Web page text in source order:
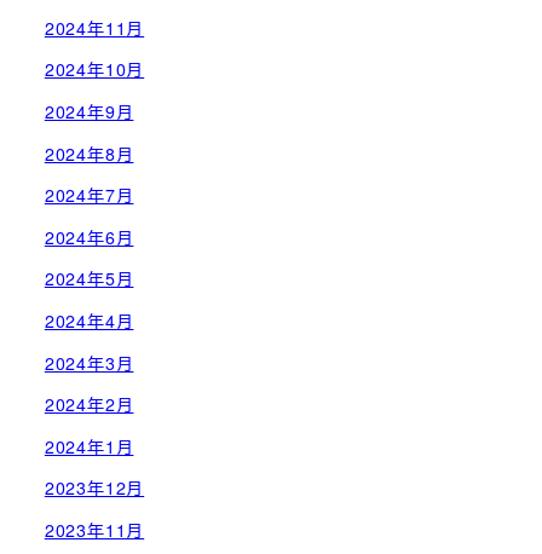
2024年11月
2024年10月
2024年9月
2024年8月
2024年7月
2024年6月
2024年5月
2024年4月
2024年3月
2024年2月
2024年1月
2023年12月
2023年11月